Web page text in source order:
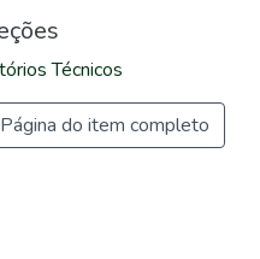
Técnicos
Página do item completo